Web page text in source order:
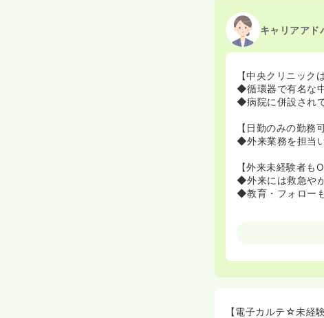
キャリアアド
【中央クリニック
◆循環器で有名な
◆病院に併設され
【日勤のみの勤務
◆外来業務を担当
【外来未経験者も
◆外来には救急や
◆教育・フォロー
【電子カルテ☆未